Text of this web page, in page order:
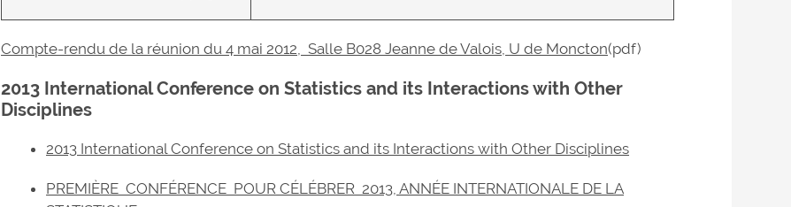
Compte-rendu de la réunion du 4 mai 2012, Salle B028 Jeanne de Valois, U de Moncton(pdf)
2013 International Conference on Statistics and its Interactions with Other
Disciplines
2013 International Conference on Statistics and its Interactions with Other Disciplines
PREMIÈRE CONFÉRENCE POUR CÉLÉBRER 2013, ANNÉE INTERNATIONALE DE LA